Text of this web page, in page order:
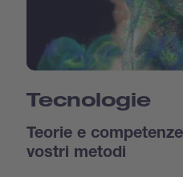
Tecnologie
Teorie e
vostri metodi